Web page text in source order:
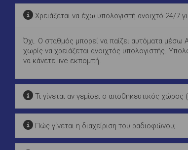
Χρειάζεται να έχω υπολογιστή ανοιχτό 24/7
Όχι. Ο σταθμός μπορεί να παίζει αυτόματα μέσω
χωρίς να χρειάζεται ανοιχτός υπολογιστής.
να κάνετε live εκπομπή.
Τι γίνεται αν γεμίσει ο αποθηκευτικός χώρος
Πώς γίνεται η διαχείριση του ραδιοφώνου;